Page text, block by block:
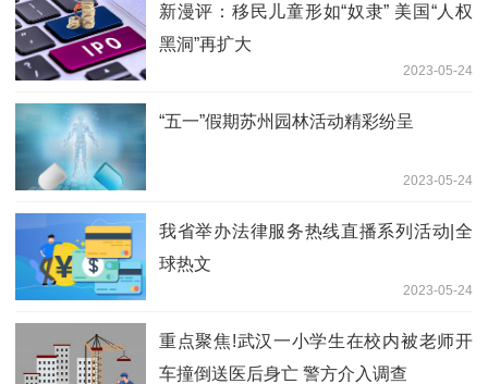
新漫评：移民儿童形如“奴隶” 美国“人权
黑洞”再扩大
2023-05-24
“五一”假期苏州园林活动精彩纷呈
2023-05-24
我省举办法律服务热线直播系列活动|全
球热文
2023-05-24
重点聚焦!武汉一小学生在校内被老师开
车撞倒送医后身亡 警方介入调查